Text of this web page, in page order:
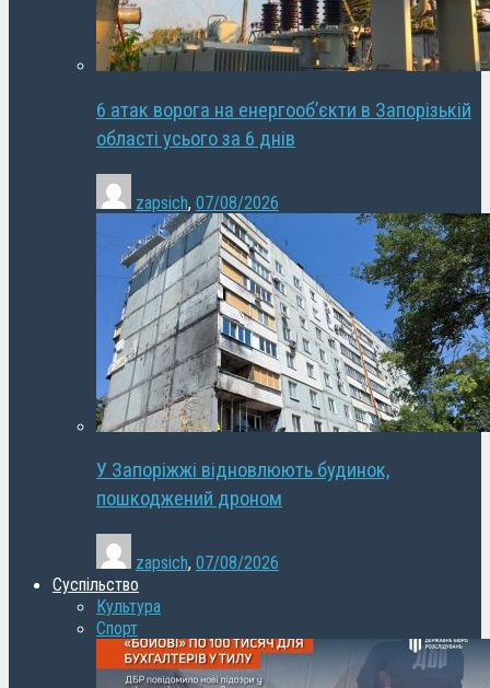
6 атак ворога на енергооб’єкти в Запорізькій
області усього за 6 днів
zapsich, 07/08/2026
У Запоріжжі відновлюють будинок,
пошкоджений дроном
zapsich, 07/08/2026
Суспільство
Культура
Спорт